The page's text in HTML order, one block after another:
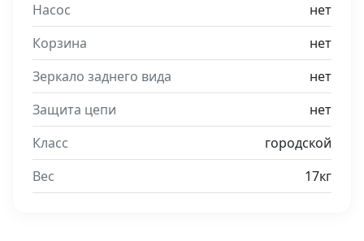
Насос
нет
Корзина
нет
Зеркало заднего вида
нет
Защита цепи
нет
Класс
городской
Вес
17кг